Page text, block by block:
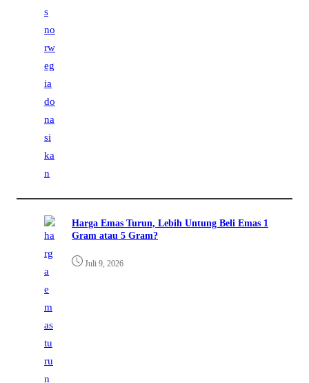
Harga Emas Turun, Lebih Untung Beli Emas 1
Gram atau 5 Gram?
Juli 9, 2026